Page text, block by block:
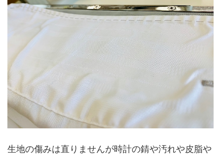
生地の傷みは直りませんが時計の錆や汚れや皮脂や